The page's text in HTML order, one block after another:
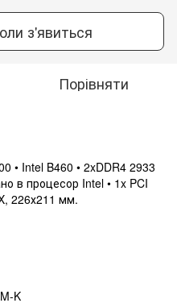
з'явиться
Порівняти
• Intel B460 • 2xDDR4 2933
в процесор Intel • 1x PCI
226х211 мм.
K